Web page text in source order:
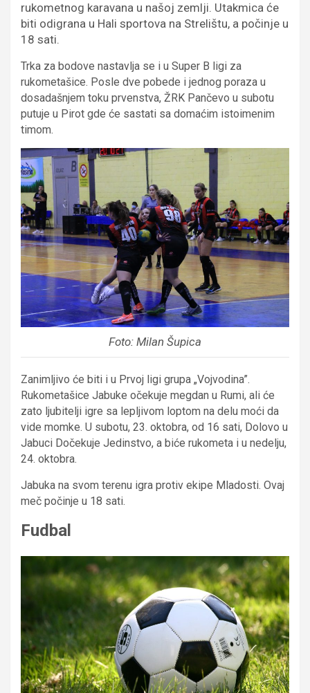
rukometnog karavana u našoj zemlji. Utakmica će
biti odigrana u Hali sportova na Strelištu, a počinje u
18 sati.
Trka za bodove nastavlja se i u Super B ligi za
rukometašice. Posle dve pobede i jednog poraza u
dosadašnjem toku prvenstva, ŽRK Pančevo u subotu
putuje u Pirot gde će sastati sa domaćim istoimenim
timom.
Foto: Milan Šupica
Zanimljivo će biti i u Prvoj ligi grupa „Vojvodina”.
Rukometašice Jabuke očekuje megdan u Rumi, ali će
zato ljubitelji igre sa lepljivom loptom na delu moći da
vide momke. U subotu, 23. oktobra, od 16 sati, Dolovo u
Jabuci Dočekuje Jedinstvo, a biće rukometa i u nedelju,
24. oktobra.
Jabuka na svom terenu igra protiv ekipe Mladosti. Ovaj
meč počinje u 18 sati.
Fudbal